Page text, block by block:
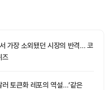
가장 소외됐던 시장의 반격… 코
즈
토큰화 레포의 역설…‘같은